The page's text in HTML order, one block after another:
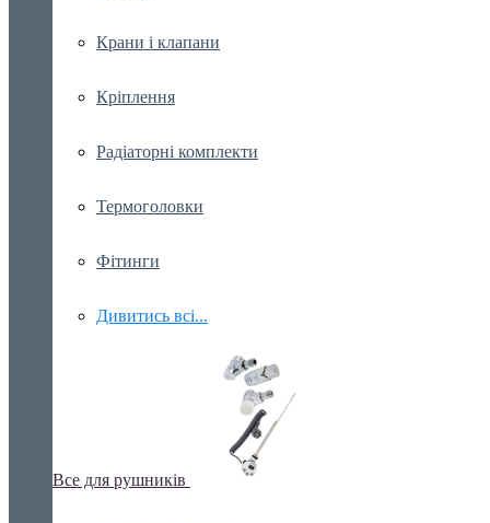
Крани і клапани
Кріплення
Радіаторні комплекти
Термоголовки
Фітинги
Дивитись всі...
Все для рушників